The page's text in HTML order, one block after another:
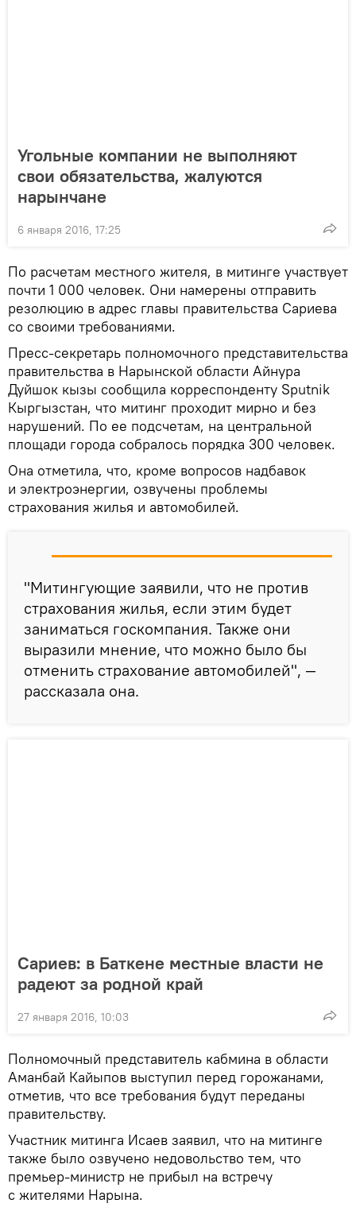
Угольные компании не выполняют
свои обязательства, жалуются
нарынчане
6 января 2016, 17:25
По расчетам местного жителя, в митинге участвует
почти 1 000 человек. Они намерены отправить
резолюцию в адрес главы правительства Сариева
со своими требованиями.
Пресс-секретарь полномочного представительства
правительства в Нарынской области Айнура
Дуйшок кызы сообщила корреспонденту Sputnik
Кыргызстан, что митинг проходит мирно и без
нарушений. По ее подсчетам, на центральной
площади города собралось порядка 300 человек.
Она отметила, что, кроме вопросов надбавок
и электроэнергии, озвучены проблемы
страхования жилья и автомобилей.
"Митингующие заявили, что не против
страхования жилья, если этим будет
заниматься госкомпания. Также они
выразили мнение, что можно было бы
отменить страхование автомобилей", —
рассказала она.
Сариев: в Баткене местные власти не
радеют за родной край
27 января 2016, 10:03
Полномочный представитель кабмина в области
Аманбай Кайыпов выступил перед горожанами,
отметив, что все требования будут переданы
правительству.
Участник митинга Исаев заявил, что на митинге
также было озвучено недовольство тем, что
премьер-министр не прибыл на встречу
с жителями Нарына.